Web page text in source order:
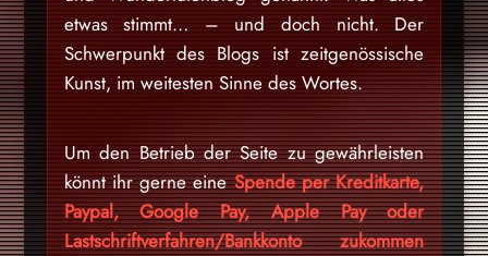
etwas stimmt… – und doch nicht. Der
Schwerpunkt des Blogs ist zeitgenössische
Kunst, im weitesten Sinne des Wortes.
Um den Betrieb der Seite zu gewährleisten
könnt ihr gerne eineSpende per Kreditkarte,
Paypal, Google Pay, Apple Pay oder
Lastschriftverfahren/Bankkonto zukommen